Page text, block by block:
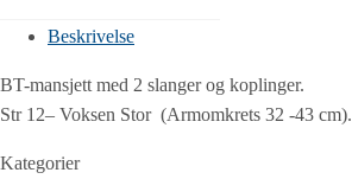
Beskrivelse
BT-mansjett med 2 slanger og koplinger.
Str 12– Voksen Stor (Armomkrets 32 -43 cm).
Kategorier